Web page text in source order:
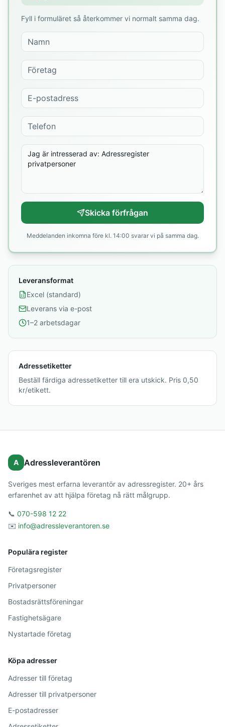
Fyll i formuläret så återkommer vi normalt samma dag.
Skicka förfrågan
Meddelanden inkomna före kl. 14:00 svarar vi på samma dag.
Leveransformat
Excel (standard)
Leverans via e-post
1–2 arbetsdagar
Adressetiketter
Beställ färdiga adressetiketter till era utskick. Pris 0,50
kr/etikett.
A Adressleverantören
Sveriges mest erfarna leverantör av adressregister. 20+ års
erfarenhet av att hjälpa företag nå rätt målgrupp.
📞 070-598 12 22
✉️ info@adressleverantoren.se
Populära register
Företagsregister
Privatpersoner
Bostadsrättsföreningar
Fastighetsägare
Nystartade företag
Köpa adresser
Adresser till företag
Adresser till privatpersoner
E-postadresser